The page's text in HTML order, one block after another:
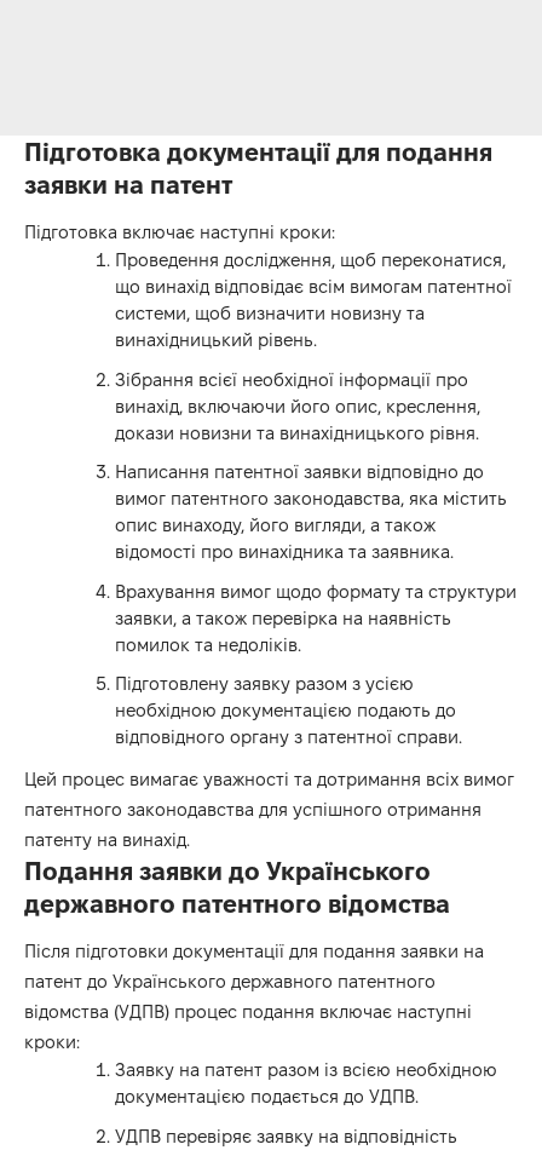
Підготовка документації для подання
заявки на патент
Підготовка включає наступні кроки:
Проведення дослідження, щоб переконатися,
що винахід відповідає всім вимогам патентної
системи, щоб визначити новизну та
винахідницький рівень.
Зібрання всієї необхідної інформації про
винахід, включаючи його опис, креслення,
докази новизни та винахідницького рівня.
Написання патентної заявки відповідно до
вимог патентного законодавства, яка містить
опис винаходу, його вигляди, а також
відомості про винахідника та заявника.
Врахування вимог щодо формату та структури
заявки, а також перевірка на наявність
помилок та недоліків.
Підготовлену заявку разом з усією
необхідною документацією подають до
відповідного органу з патентної справи.
Цей процес вимагає уважності та дотримання всіх вимог
патентного законодавства для успішного отримання
патенту на винахід.
Подання заявки до Українського
державного патентного відомства
Після підготовки документації для подання заявки на
патент до Українського державного патентного
відомства (УДПВ) процес подання включає наступні
кроки:
Заявку на патент разом із всією необхідною
документацією подається до УДПВ.
УДПВ перевіряє заявку на відповідність